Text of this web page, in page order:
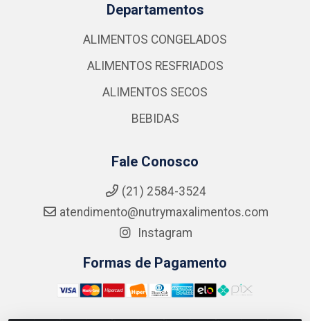
Departamentos
ALIMENTOS CONGELADOS
ALIMENTOS RESFRIADOS
ALIMENTOS SECOS
BEBIDAS
Fale Conosco
(21) 2584-3524
atendimento@nutrymaxalimentos.com
Instagram
Formas de Pagamento